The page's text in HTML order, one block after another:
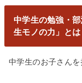
中学生の勉強・
生モノの力」とは
中学生のお子さん